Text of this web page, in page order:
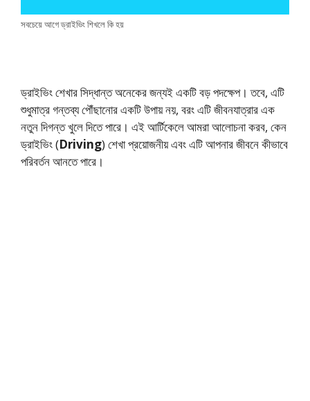
সবচেয়ে আগে ড্রাইভিং শিখলে কি হয়
ড্রাইভিং শেখার সিদ্ধান্ত অনেকের জন্যই একটি বড় পদক্ষেপ। তবে, এটি
শুধুমাত্র গন্তব্য পৌঁছানোর একটি উপায় নয়, বরং এটি জীবনযাত্রার এক
নতুন দিগন্ত খুলে দিতে পারে। এই আর্টিকেলে আমরা আলোচনা করব, কেন
ড্রাইভিং (Driving) শেখা প্রয়োজনীয় এবং এটি আপনার জীবনে কীভাবে
পরিবর্তন আনতে পারে।